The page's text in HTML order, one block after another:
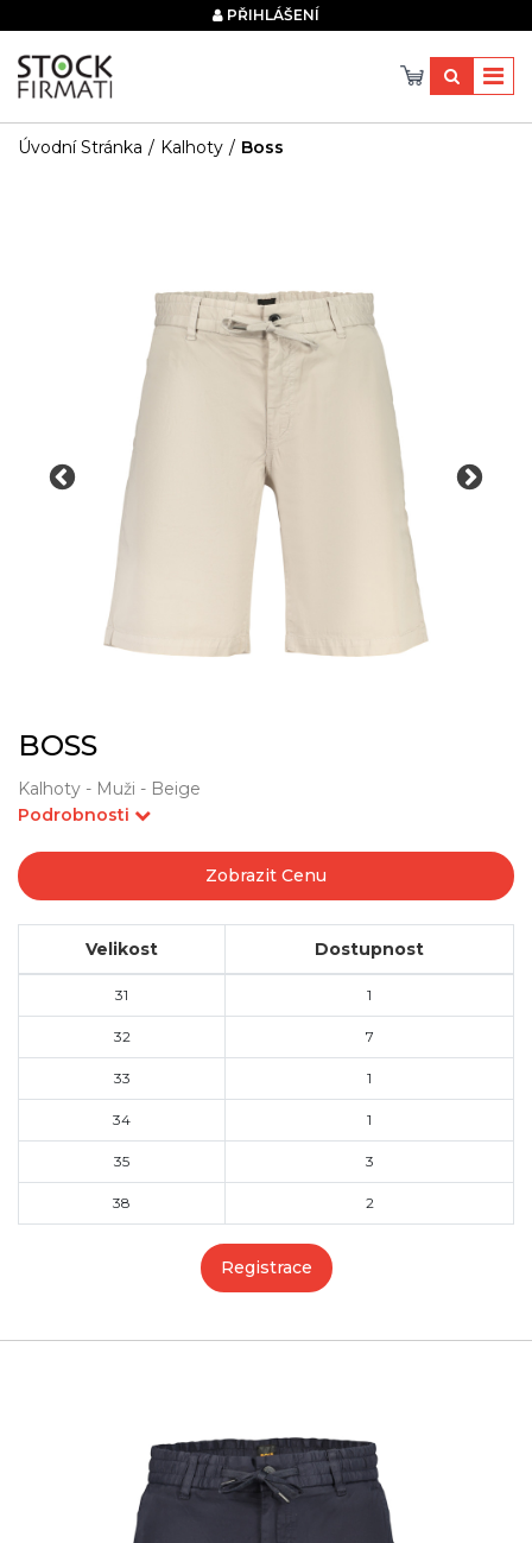
PŘIHLÁŠENÍ
Úvodní Stránka Kalhoty Boss
BOSS
Kalhoty - Muži - Beige
Podrobnosti
Zobrazit Cenu
Velikost Dostupnost
31 1
32 7
33 1
34 1
35 3
38 2
Registrace